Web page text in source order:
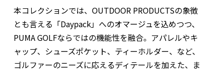
本コレクションでは、OUTDOOR PRODUCTSの象徴
とも言える「Daypack」へのオマージュを込めつつ、
PUMA GOLFならではの機能性を融合。アパレルやキ
ャップ、シューズポケット、ティーホルダー、など、
ゴルファーのニーズに応えるディテールを加えた、ま